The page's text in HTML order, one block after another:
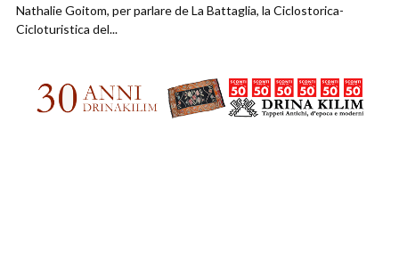
Nathalie Goitom, per parlare de La Battaglia, la Ciclostorica-
Cicloturistica del...